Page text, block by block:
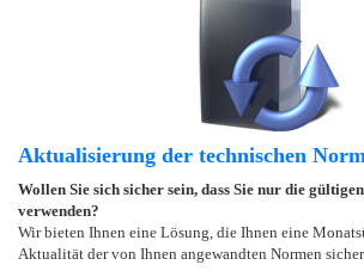
Aktualisierung der technischen
Wollen Sie sich sicher sein, dass Sie nur die
verwenden?
Wir bieten Ihnen eine Lösung, die Ihnen eine
Aktualität der von Ihnen angewandten Normen